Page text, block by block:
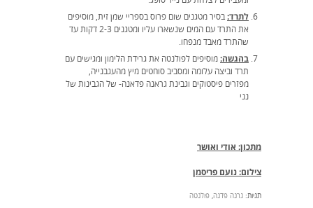
לתרד:בסיר מטגנים שום פרוס בספריי שמן זית, מוסיפים
את התרד עם המים שנשארו עליו ומטגנים 2-3 דקות עד
שהתרד מאבד מנפחו.
בהגשה:מוסיפים לפולנטה את גרידת הלימון ומגישים עם
תרד וביצה עלומה ומסביב סוחטים מיץ מהעגבנייה,
מפזרים פיסטוקים וגבינת גראנה פדאנה- של הגבינות של
נני
מתכון: אודי ואושר
צילום: נועם פריסמן
תגיות: גרנה פדנה, פולנטה